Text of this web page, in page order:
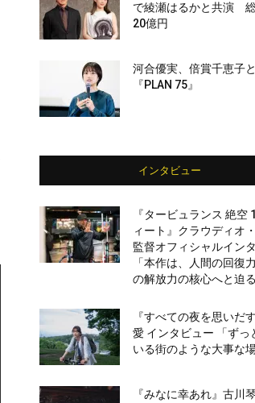
で綾瀬はるかと共演
20億円
河合優実、倍賞千恵子
『PLAN 75』
インタビュー
『タービュランス 絶空
ィート』クラウディオ
監督オフィシャルイン
「本作は、人間の回復
の解放力の核心へと迫る
『すべての夜を思いだ
愛 インタビュー 「ずっ
いる街のような大事な場
『みなに幸あれ』古川